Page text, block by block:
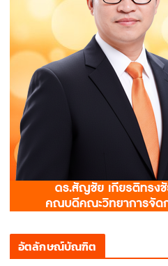
อัตลักษณ์บัณฑิต